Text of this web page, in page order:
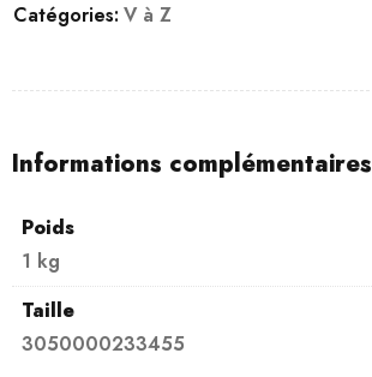
Catégories: V à Z
Informations complémentaires
Poids
1 kg
Taille
3050000233455